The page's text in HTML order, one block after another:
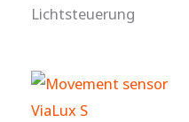
Lichtsteuerung